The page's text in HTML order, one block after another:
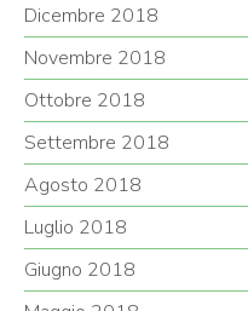
Dicembre 2018
Novembre 2018
Ottobre 2018
Settembre 2018
Agosto 2018
Luglio 2018
Giugno 2018